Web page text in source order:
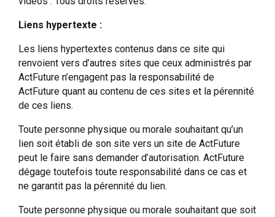
Liens hypertexte :
Les liens hypertextes contenus dans ce site qui
renvoient vers d’autres sites que ceux administrés par
ActFuture n’engagent pas la responsabilité de
ActFuture quant au contenu de ces sites et la pérennité
de ces liens.
Toute personne physique ou morale souhaitant qu’un
lien soit établi de son site vers un site de ActFuture
peut le faire sans demander d’autorisation. ActFuture
dégage toutefois toute responsabilité dans ce cas et
ne garantit pas la pérennité du lien.
Toute personne physique ou morale souhaitant que soit